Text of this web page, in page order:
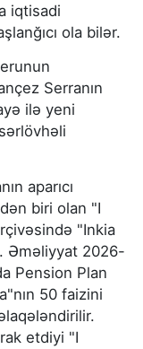
iqtisadi
ola bilər.
Serranın
ilə yeni
aparıcı
biri olan "I
"Inkia
Əməliyyat 2026-
Pension Plan
50 faizini
etdiyi "I